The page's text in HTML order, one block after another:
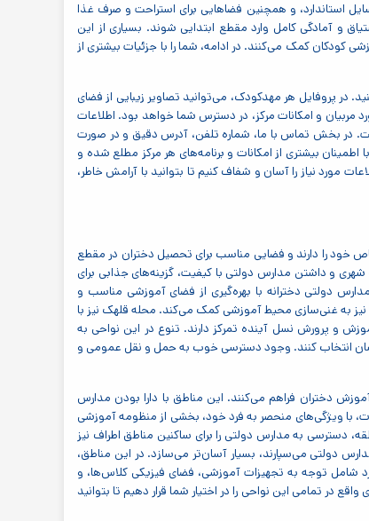
استاندارد، و همچنین فضاهایی برای استراحت و صرف غذا
و آمادگی کامل وارد مقطع ابتدایی شوند. بسیاری از این
کودکان کمک می‌کنند. در ادامه، شما را با جزئیات بیشتری از
پروفایل هر مهدکودک، می‌توانید تصاویر زیبایی از فضای
مربیان و امکانات مرکز، در دسترس شما خواهد بود. اطلاعات
در بخش تماس با ما، شماره تلفن، آدرس دقیق و در صورت
بیشتری از امکانات و برنامه‌های هر مرکز مطلع شده و
مورد نیاز را آسان و شفاف کنیم تا بتوانید با آرامش خاطر،
که هر یک زیبایی‌ها و مزایای خاص خود را دارند و فضایی مناسب برای تحصیل دختران در مقطع
شهری و داشتن مدارس دولتی با کیفیت، گزینه‌های جذابی برای
پاسداران، به ویژه در بخش‌هایی که در منطقه ۳ واقع شده‌اند، مدارس دولتی دخترانه با بهره‌گیری از فضای آموزشی مناسب و
نیز به غنی‌سازی محیط آموزشی کمک می‌کند. محله قلهک نیز با
و پرورش نسل آینده تمرکز دارند. تنوع در این نواحی به
انتخاب کنند. وجود دسترسی خوب به حمل و نقل عمومی و
پویا و در حال توسعه برای آموزش دختران فراهم می‌کنند. این مناطق با دارا بودن مدارس
با ویژگی‌های منحصر به فرد خود، بخشی از منظومه آموزشی
دسترسی به مدارس دولتی را برای ساکنین مناطق اطراف نیز
دولتی می‌سپارند، بسیار آسان‌تر می‌سازد. در این مناطق،
شامل توجه به تجهیزات آموزشی، فضای فیزیکی کلاس‌ها، و
در تمامی این نواحی را در اختیار شما قرار دهیم تا بتوانید